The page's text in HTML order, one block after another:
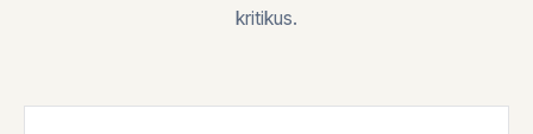
kritikus.